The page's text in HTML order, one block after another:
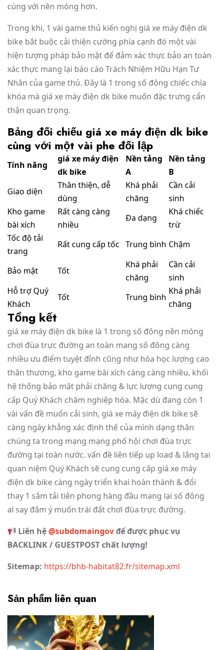
cùng với nền móng hơn.
Trong khi, 1 vài game thủ kiến nghị giá xe máy điện dk
bike bắt buộc cải thiện cường phía cạnh đó một vài
hiện tượng pháp bảo mật để đảm xác thực bảo an toàn
xác thực mang lại báo cáo Trách Nhiệm Hữu Hạn Tư
Nhân của game thủ. Đây là 1 trong số đông chiếc chìa
khóa mà giá xe máy điện dk bike muốn đặc trưng cẩn
thận quan trọng.
Bảng đối chiếu giá xe máy điện dk bike
cùng với một vài phe đối lập
Tính năng
giá xe máy điện
dk bike
Nền tảng
A
Nền tảng
B
Giao diện
Thân thiện, dễ
dùng
Khá phải
chăng
Cần cải
sinh
Kho game
bài xích
Rất càng càng
nhiều
Đa dạng
Khá chiếc
trừ
Tốc độ tải
trang
Rất cung cấp tốc Trung bình Chậm
Bảo mật Tốt
Khá phải
chăng
Cần cải
sinh
Hỗ trợ Quý
Khách
Tốt Trung bình
Khá phải
chăng
Tổng kết
giá xe máy điện dk bike là 1 trong số đông nền móng
chơi đùa trực đường an toàn mang số đông càng
nhiều ưu điểm tuyệt đỉnh cũng như hóa học lượng cao
thân thương, kho game bài xích càng càng nhiều, khối
hệ thống bảo mật phải chăng & lực lượng cung cung
cấp Quý Khách chăm nghiệp hóa. Mặc dù đang còn 1
vài vấn đề muốn cải sinh, giá xe máy điện dk bike sẽ
càng ngày khẳng xác định thế của mình dạng thân
chúng ta trong mạng mạng phố hội chơi đùa trực
đường tại toàn nước. vấn đề liên tiếp up load & lắng tai
quan niệm Quý Khách sẽ cung cung cấp giá xe máy
điện dk bike càng ngày triển khai hoàn thành & đổi
thay 1 sắm tải tiên phong hàng đầu mang lại số đông
ai say đắm ý muốn trái đất chơi đùa trực đường.
Liên hệ@subdomaingovđể được phục vụ
BACKLINK / GUESTPOST chất lượng!
Sitemap: https://bhb-habitat82.fr/sitemap.xml
Sản phẩm liên quan